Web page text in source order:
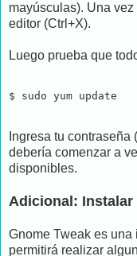
mayúsculas). Una
editor (Ctrl+X).
Luego prueba que
$ sudo yum update
Ingresa tu
debería comenzar a
disponibles.
Adicional: Instalar
Gnome Tweak es
permitirá realizar